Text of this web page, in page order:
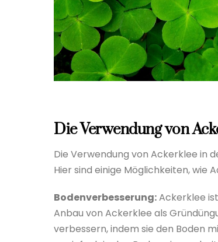
Die Verwendung von
Die Verwendung von Ackerklee in
Hier sind einige Möglichkeiten, wie
Bodenverbesserung:Ackerklee
Anbau von Ackerklee als
verbessern, indem sie den Boden